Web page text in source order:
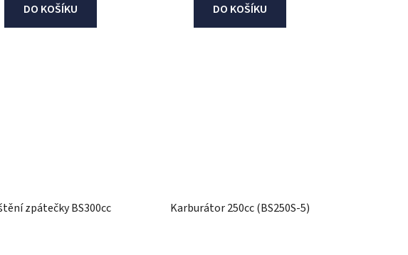
DO KOŠÍKU DO KOŠÍKU
zpátečky BS300cc Karburátor 250cc (BS250S-5)